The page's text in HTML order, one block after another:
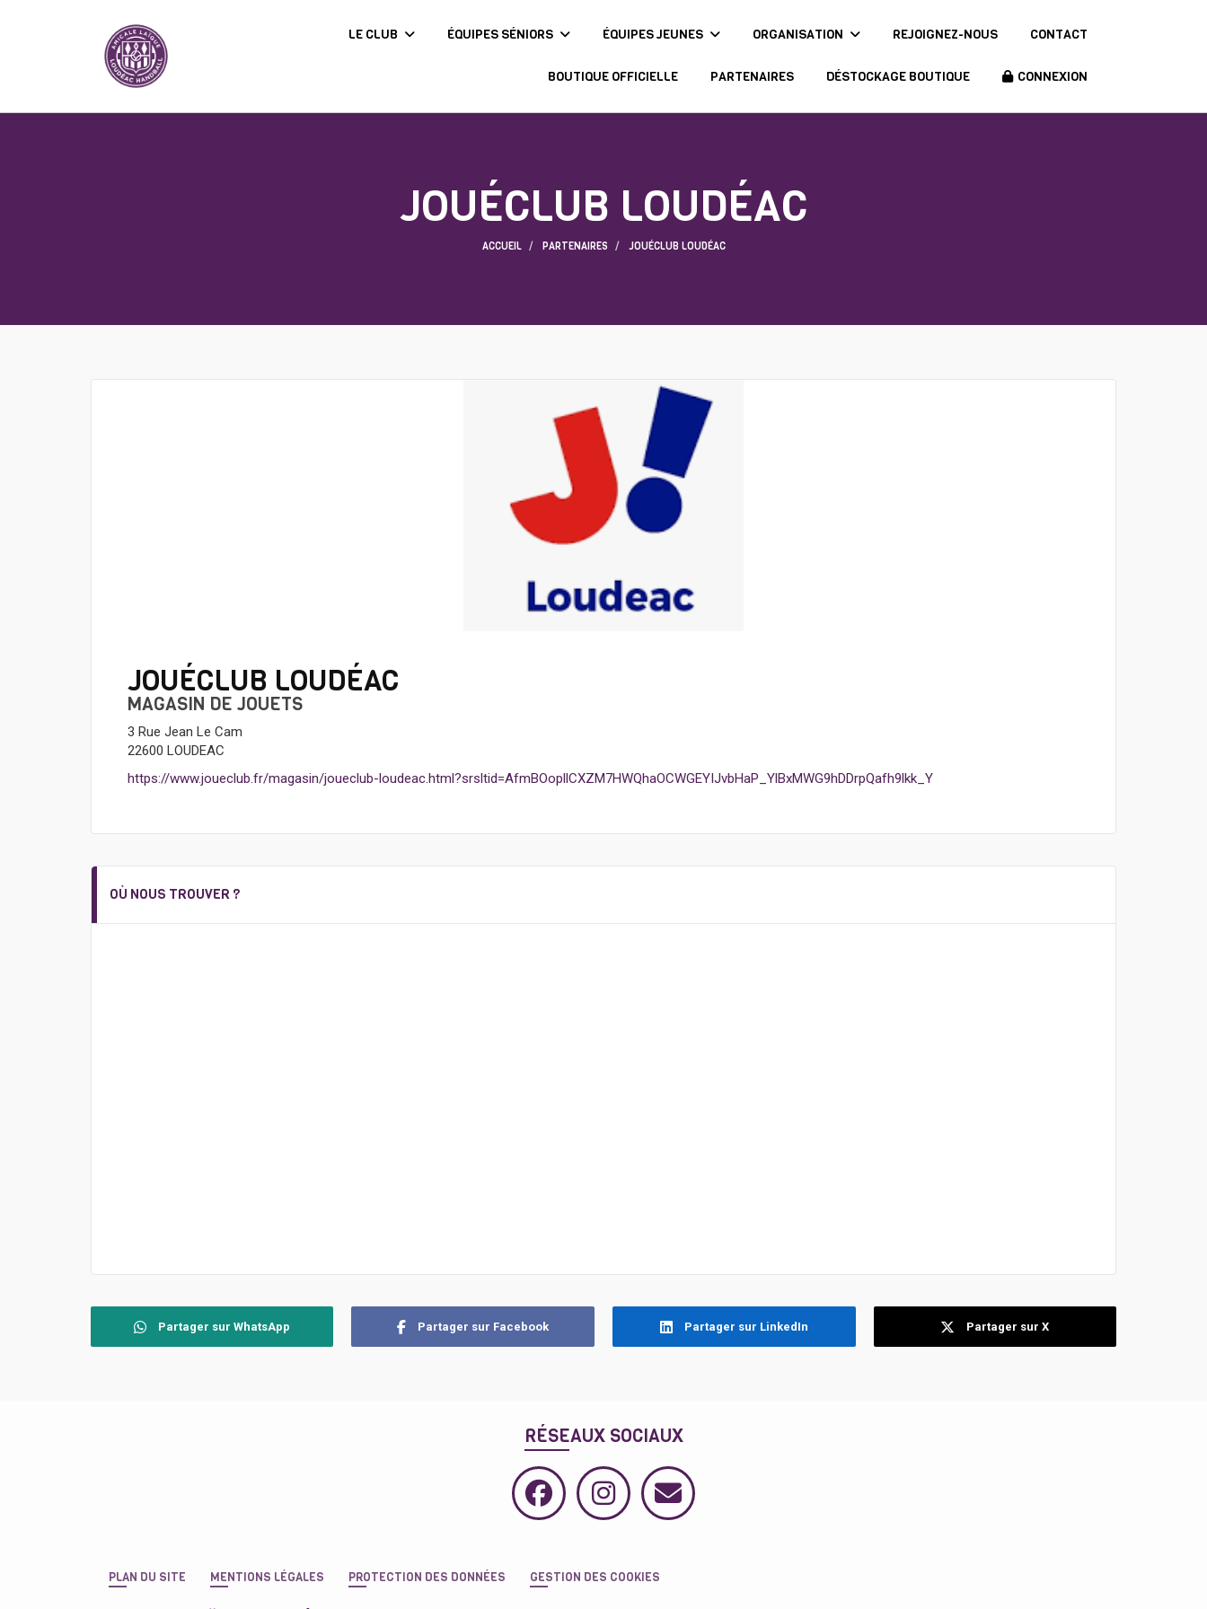
LE CLUB ÉQUIPES SÉNIORS ÉQUIPES JEUNES ORGANISATION REJOIGNEZ-NOUS CONTACT
BOUTIQUE OFFICIELLE PARTENAIRES DÉSTOCKAGE BOUTIQUE CONNEXION
JOUÉCLUB LOUDÉAC
ACCUEIL PARTENAIRES JOUÉCLUB LOUDÉAC
JOUÉCLUB LOUDÉAC
MAGASIN DE JOUETS
3 Rue Jean Le Cam
22600 LOUDEAC
https://www.joueclub.fr/magasin/joueclub-loudeac.html?srsltid=AfmBOopllCXZM7HWQhaOCWGEYIJvbHaP_YlBxMWG9hDDrpQafh9lkk_Y
OÙ NOUS TROUVER ?
Partager sur WhatsApp Partager sur Facebook Partager sur LinkedIn Partager sur X
RÉSEAUX SOCIAUX
PLAN DU SITE MENTIONS LÉGALES PROTECTION DES DONNÉES GESTION DES COOKIES